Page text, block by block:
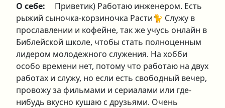
О себе:
Приветик) Работаю инженером. Есть
рыжий сыночка-корзиночка Расти🐈 Служу в
прославлении и кофейне, так же учусь онлайн в
Библейской школе, чтобы стать полноценным
лидером молодежного служения. На хобби
особо времени нет, потому что работаю на двух
работах и служу, но если есть свободный вечер,
провожу за фильмами и сериалами или где-
нибудь вкусно кушаю с друзьями. Очень